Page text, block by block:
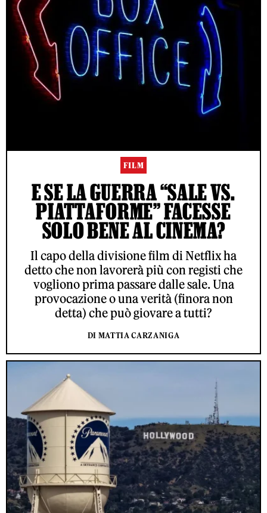
FILM
E SE LA GUERRA “SALE VS.
PIATTAFORME” FACESSE
SOLO BENE AL CINEMA?
Il capo della divisione film di Netflix ha
detto che non lavorerà più con registi che
vogliono prima passare dalle sale. Una
provocazione o una verità (finora non
detta) che può giovare a tutti?
DI MATTIA CARZANIGA